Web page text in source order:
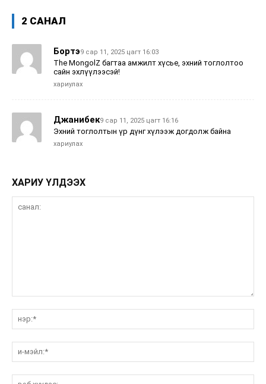
2 САНАЛ
Бортэ9 сар 11, 2025 цагт 16:03
The MongolZ багтаа амжилт хүсье, эхний тоглолтоо
сайн эхлүүлээсэй!
хариулах
Джанибек9 сар 11, 2025 цагт 16:16
Эхний тоглолтын үр дүнг хүлээж догдолж байна
хариулах
ХАРИУ ҮЛДЭЭХ